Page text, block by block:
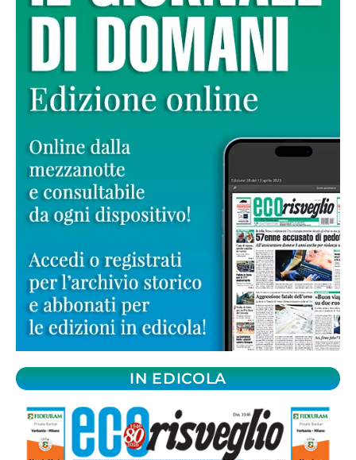
IN EDICOLA